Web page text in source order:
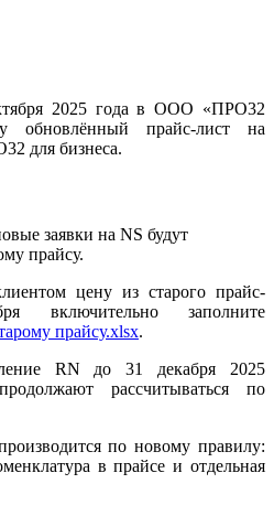
2025 года в ООО «ПРО32
обновлённый прайс-лист на
для бизнеса.
заявки на NS будут
прайсу.
цену из старого прайс-
включительно заполните
прайсу.xlsx.
RN до 31 декабря 2025
рассчитываться по
по новому правилу:
в прайсе и отдельная